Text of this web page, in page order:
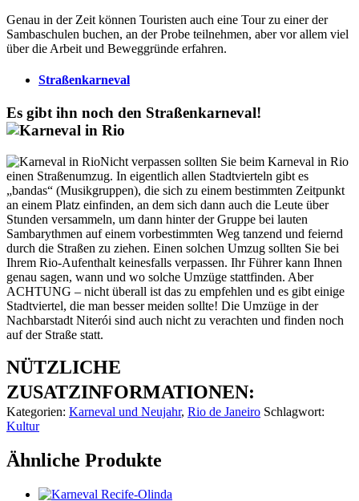
Genau in der Zeit können Touristen auch eine Tour zu einer der
Sambaschulen buchen, an der Probe teilnehmen, aber vor allem viel
über die Arbeit und Beweggründe erfahren.
Straßenkarneval
Es gibt ihn noch den Straßenkarneval!
Nicht verpassen sollten Sie beim Karneval in Rio
einen Straßenumzug. In eigentlich allen Stadtvierteln gibt es
„bandas“ (Musikgruppen), die sich zu einem bestimmten Zeitpunkt
an einem Platz einfinden, an dem sich dann auch die Leute über
Stunden versammeln, um dann hinter der Gruppe bei lauten
Sambarythmen auf einem vorbestimmten Weg tanzend und feiernd
durch die Straßen zu ziehen. Einen solchen Umzug sollten Sie bei
Ihrem Rio-Aufenthalt keinesfalls verpassen. Ihr Führer kann Ihnen
genau sagen, wann und wo solche Umzüge stattfinden. Aber
ACHTUNG – nicht überall ist das zu empfehlen und es gibt einige
Stadtviertel, die man besser meiden sollte! Die Umzüge in der
Nachbarstadt Niterói sind auch nicht zu verachten und finden noch
auf der Straße statt.
NÜTZLICHE
ZUSATZINFORMATIONEN:
Kategorien: Karneval und Neujahr, Rio de Janeiro Schlagwort:
Kultur
Ähnliche Produkte